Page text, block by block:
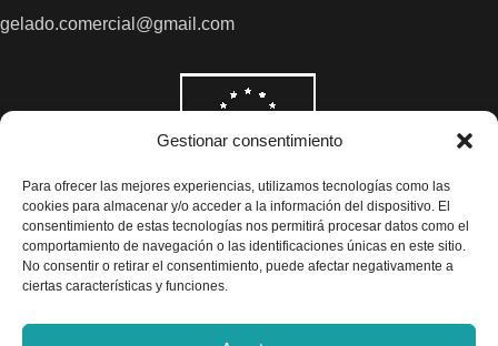
Gestionar consentimiento
Para ofrecer las mejores experiencias, utilizamos tecnologías como las
cookies para almacenar y/o acceder a la información del dispositivo. El
consentimiento de estas tecnologías nos permitirá procesar datos como el
comportamiento de navegación o las identificaciones únicas en este sitio.
No consentir o retirar el consentimiento, puede afectar negativamente a
ciertas características y funciones.
gelado.comercial@gmail.com